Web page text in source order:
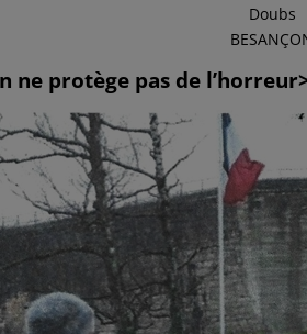
Doubs
ne protège pas de